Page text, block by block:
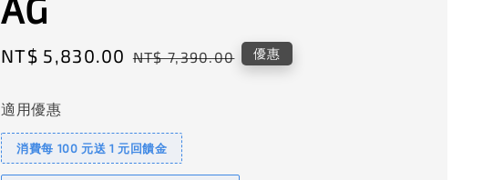
Sale
NT$ 5,830.00 Regular
NT$ 7,390.00 優惠
適用優惠
消費每 100 元送 1 元回饋金